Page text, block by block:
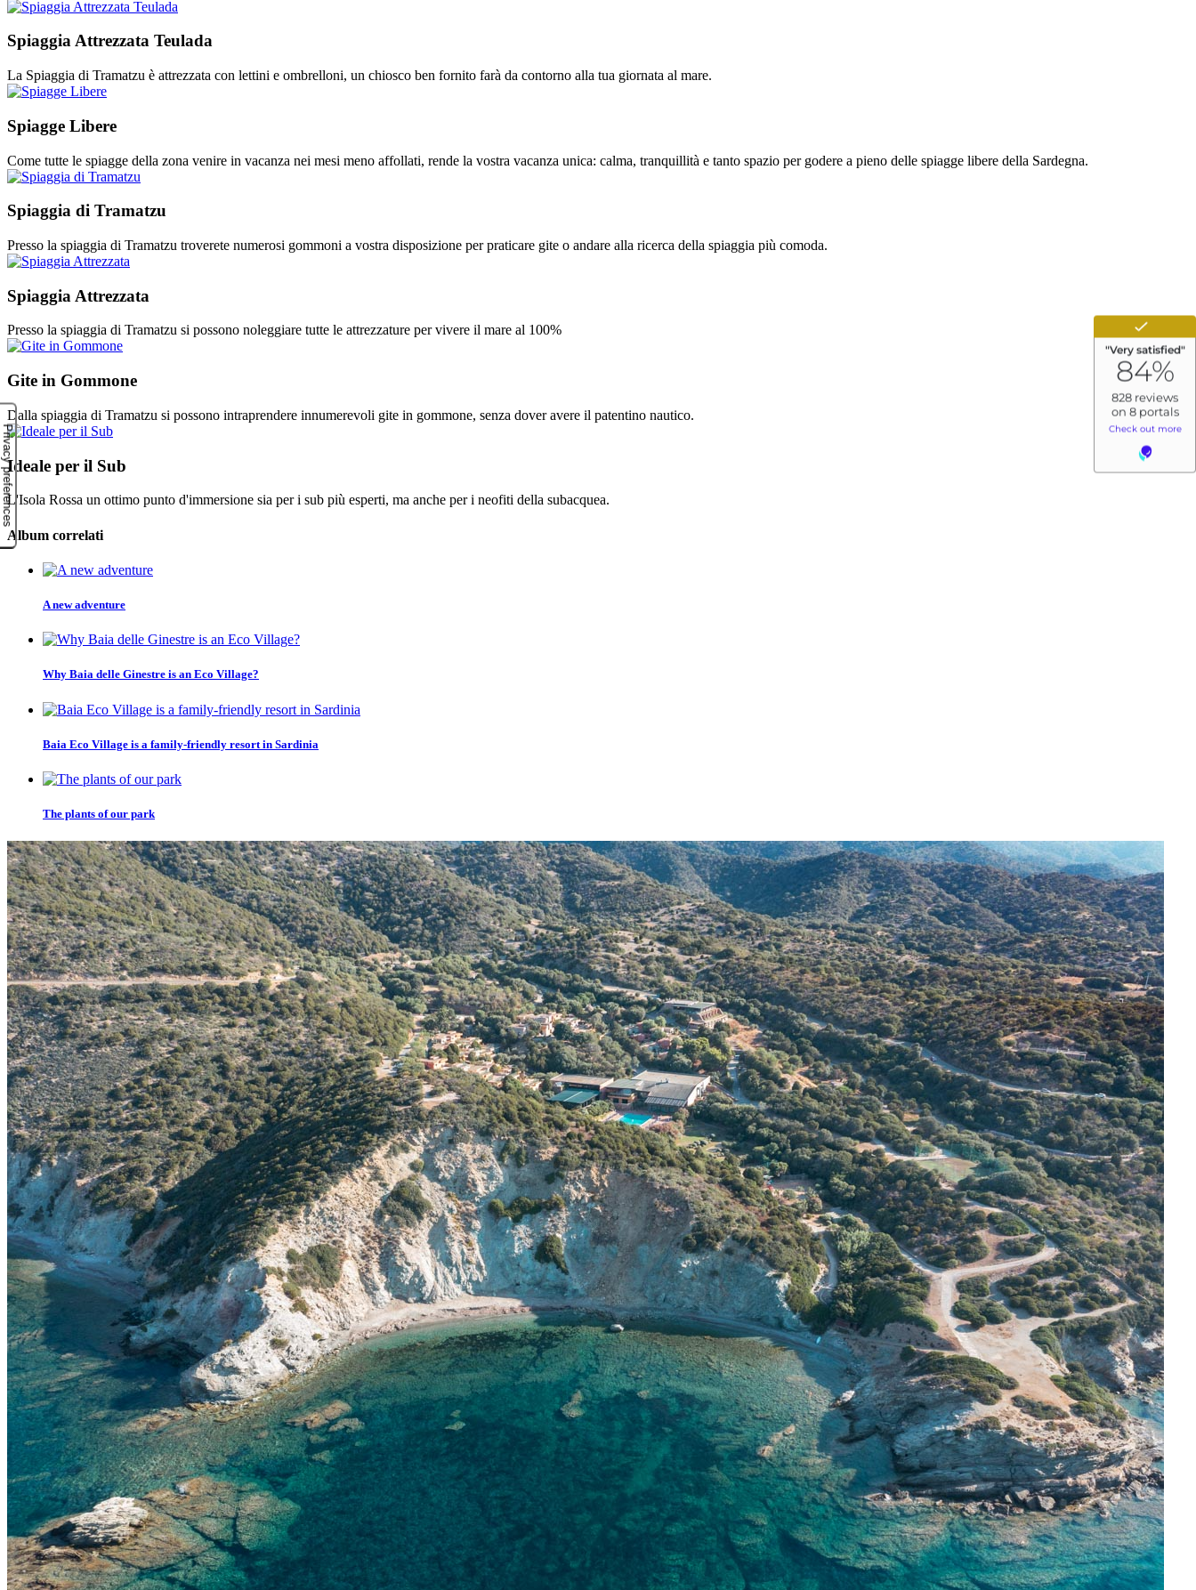
Spiaggia Attrezzata Teulada
La Spiaggia di Tramatzu è attrezzata con lettini e ombrelloni, un chiosco ben fornito farà da contorno alla tua giornata al mare.
Spiagge Libere
Come tutte le spiagge della zona venire in vacanza nei mesi meno affollati, rende la vostra vacanza unica: calma, tranquillità e tanto spazio per godere a pieno delle spiagge libere della Sardegna.
Spiaggia di Tramatzu
Presso la spiaggia di Tramatzu troverete numerosi gommoni a vostra disposizione per praticare gite o andare alla ricerca della spiaggia più comoda.
Spiaggia Attrezzata
Presso la spiaggia di Tramatzu si possono noleggiare tutte le attrezzature per vivere il mare al 100%
Gite in Gommone
Dalla spiaggia di Tramatzu si possono intraprendere innumerevoli gite in gommone, senza dover avere il patentino nautico.
Ideale per il Sub
L'Isola Rossa un ottimo punto d'immersione sia per i sub più esperti, ma anche per i neofiti della subacquea.
Album correlati
A new adventure
Why Baia delle Ginestre is an Eco Village?
Baia Eco Village is a family-friendly resort in Sardinia
The plants of our park